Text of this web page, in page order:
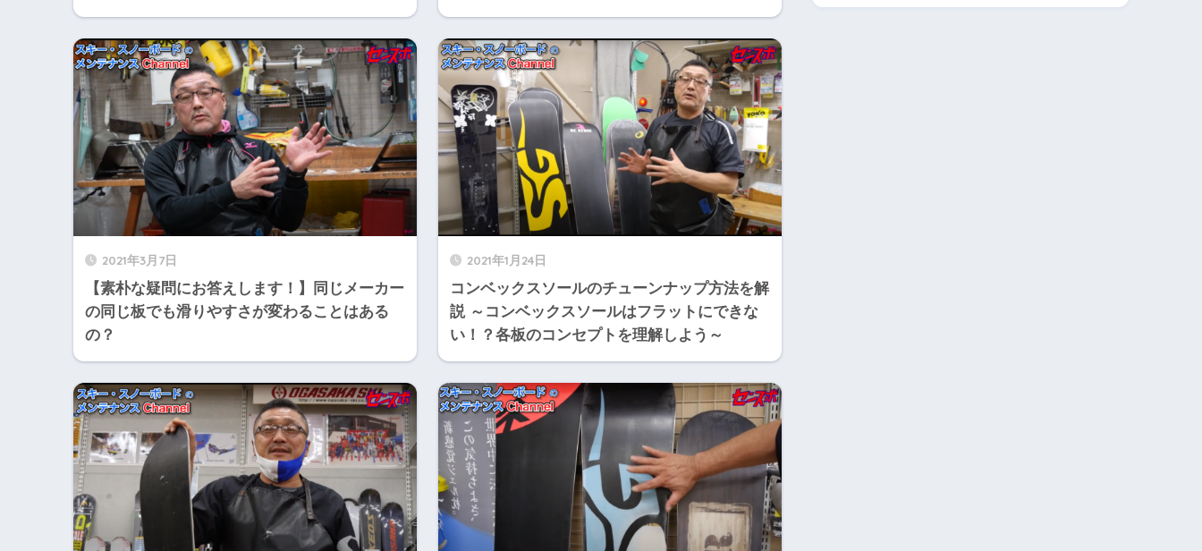
2021年3月7日
【素朴な疑問にお答えします！】同じメーカー
の同じ板でも滑りやすさが変わることはある
の？
2021年1月24日
コンベックスソールのチューンナップ方法を解
説 ～コンベックスソールはフラットにできな
い！？各板のコンセプトを理解しよう～